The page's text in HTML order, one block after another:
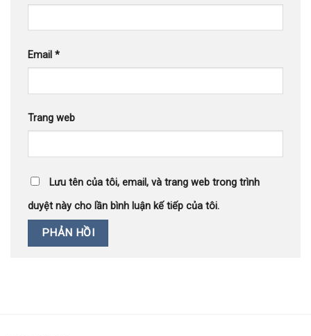
Email *
Trang web
Lưu tên của tôi, email, và trang web trong trình
duyệt này cho lần bình luận kế tiếp của tôi.